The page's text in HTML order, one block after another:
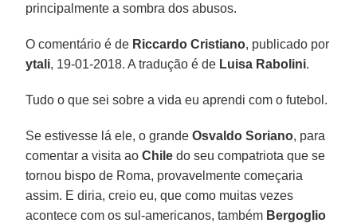
principalmente a sombra dos abusos.
O comentário é de Riccardo Cristiano, publicado por
ytali, 19-01-2018. A tradução é de Luisa Rabolini.
Tudo o que sei sobre a vida eu aprendi com o futebol.
Se estivesse lá ele, o grandeOsvaldo Soriano, para
comentar a visita aoChile do seu compatriota que se
tornou bispo de Roma, provavelmente começaria
assim. E diria, creio eu, que como muitas vezes
acontece com os sul-americanos, também Bergoglio